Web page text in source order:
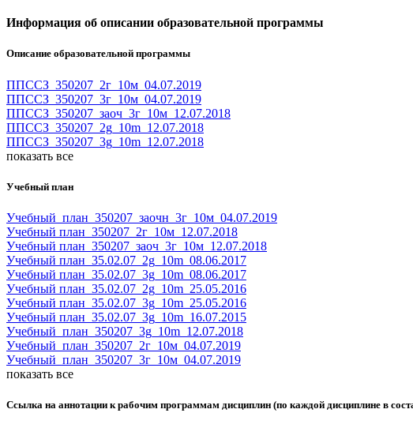
Информация об описании образовательной программы
Описание образовательной программы
ППССЗ_350207_2г_10м_04.07.2019
ППССЗ_350207_3г_10м_04.07.2019
ППССЗ_350207_заоч_3г_10м_12.07.2018
ППССЗ_350207_2g_10m_12.07.2018
ППССЗ_350207_3g_10m_12.07.2018
показать все
Учебный план
Учебный_план_350207_заочн_3г_10м_04.07.2019
Учебный план_350207_2г_10м_12.07.2018
Учебный план_350207_заоч_3г_10м_12.07.2018
Учебный план_35.02.07_2g_10m_08.06.2017
Учебный план_35.02.07_3g_10m_08.06.2017
Учебный план_35.02.07_2g_10m_25.05.2016
Учебный план_35.02.07_3g_10m_25.05.2016
Учебный план_35.02.07_3g_10m_16.07.2015
Учебный_план_350207_3g_10m_12.07.2018
Учебный_план_350207_2г_10м_04.07.2019
Учебный_план_350207_3г_10м_04.07.2019
показать все
Ссылка на аннотации к рабочим программам дисциплин (по каждой дисциплине в